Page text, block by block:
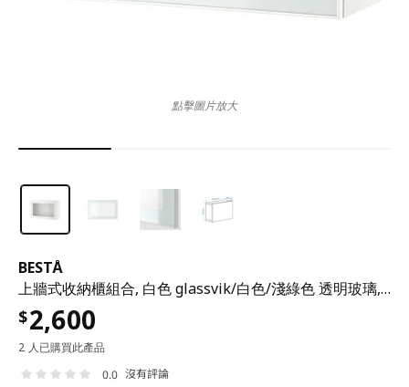
BESTÅ
上牆式收納櫃組合, 白色 glassvik/白色/淺綠色 透明玻璃, 60x22x38 公分
$2,600
2 人已購買此產品
0.0 沒有評論
點擊圖片放大